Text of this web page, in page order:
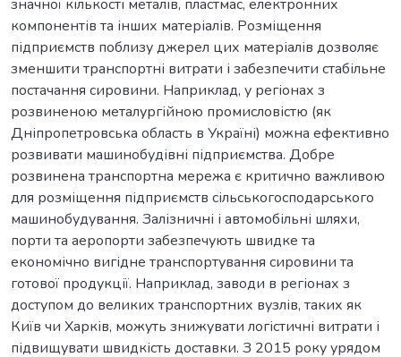
значної кількості металів, пластмас, електронних
компонентів та інших матеріалів. Розміщення
підприємств поблизу джерел цих матеріалів дозволяє
зменшити транспортні витрати і забезпечити стабільне
постачання сировини. Наприклад, у регіонах з
розвиненою металургійною промисловістю (як
Дніпропетровська область в Україні) можна ефективно
розвивати машинобудівні підприємства. Добре
розвинена транспортна мережа є критично важливою
для розміщення підприємств сільськогосподарського
машинобудування. Залізничні і автомобільні шляхи,
порти та аеропорти забезпечують швидке та
економічно вигідне транспортування сировини та
готової продукції. Наприклад, заводи в регіонах з
доступом до великих транспортних вузлів, таких як
Київ чи Харків, можуть знижувати логістичні витрати і
підвищувати швидкість доставки. З 2015 року урядом